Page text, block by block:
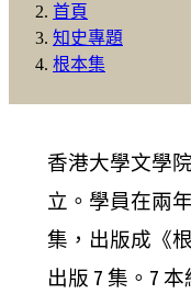
首頁
知史專題
根本集
香港大學文學
立。學員在兩
集，出版成《
出版 7 集。7